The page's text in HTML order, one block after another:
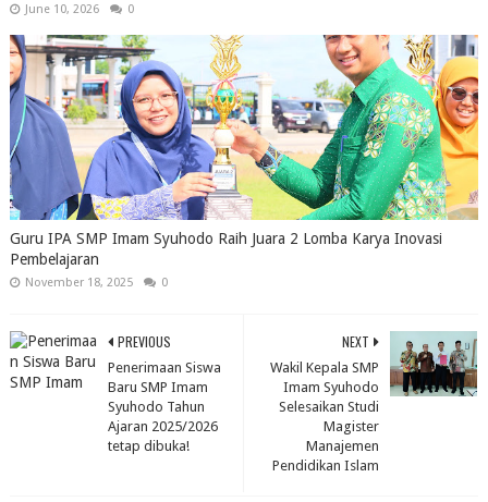
June 10, 2026 0
Guru IPA SMP Imam Syuhodo Raih Juara 2 Lomba Karya Inovasi
Pembelajaran
November 18, 2025 0
NEXT
Wakil Kepala SMP
Imam Syuhodo
Selesaikan Studi
Magister
Manajemen
Pendidikan Islam
PREVIOUS
Penerimaan Siswa
Baru SMP Imam
Syuhodo Tahun
Ajaran 2025/2026
tetap dibuka!